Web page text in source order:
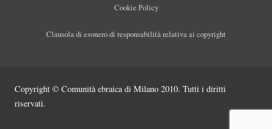
Cookie Policy
Clausola di esonero di responsabilità relativa ai copyright
Copyright © Comunità ebraica di Milano 2010. Tutti i diritti
riservati.